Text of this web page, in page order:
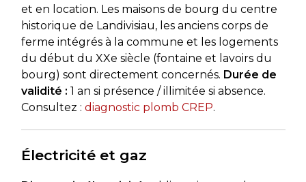
et en location. Les maisons de bourg du centre
historique de Landivisiau, les anciens corps de
ferme intégrés à la commune et les logements
du début du XXe siècle (fontaine et lavoirs du
bourg) sont directement concernés. Durée de
validité : 1 an si présence / illimitée si absence.
Consultez : diagnostic plomb CREP.
Électricité et gaz